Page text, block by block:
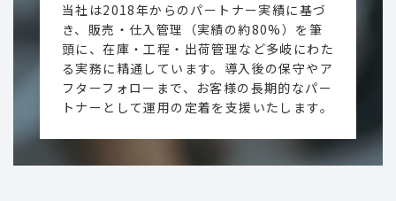
当社は2018年からのパートナー実績に基づ
き、販売・仕入管理（実績の約80%）を筆
頭に、在庫・工程・出荷管理など多岐にわた
る実務に精通しています。導入後の保守やア
フターフォローまで、お客様の長期的なパー
トナーとして運用の定着を支援いたします。